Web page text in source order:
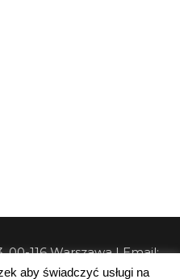
00-116 Warszawa | Email:
aby świadczyć usługi na